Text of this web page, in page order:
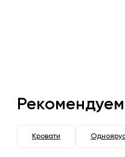
Кровати